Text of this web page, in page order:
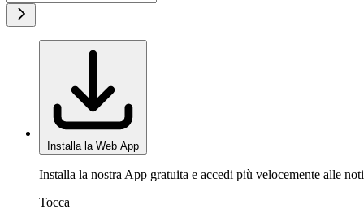
Installa la Web App
Installa la nostra App gratuita e accedi più velocemente alle
Tocca